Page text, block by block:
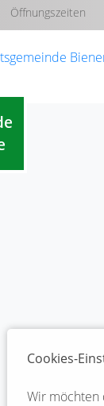
Öffnungszeiten
Cookies-
Wir möchten